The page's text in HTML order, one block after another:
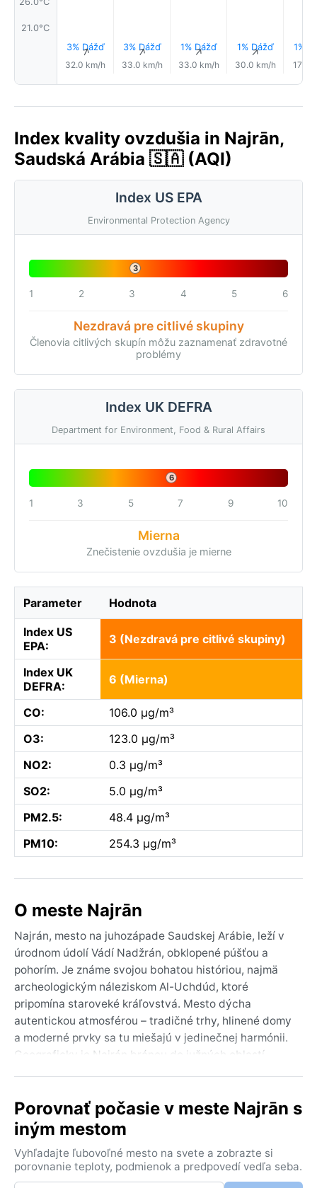
21.0°C
3% Dážď
↑
32.0 km/h
3% Dážď
↑
33.0 km/h
1% Dážď
↑
33.0 km/h
1% Dážď
↑
30.0 km/h
1%
17.0
Index kvality ovzdušia in Najrān,
Saudská Arábia 🇸🇦 (AQI)
Index US EPA
Environmental Protection Agency
3
1 2 3 4 5 6
Nezdravá pre citlivé skupiny
Členovia citlivých skupín môžu zaznamenať zdravotné
problémy
Index UK DEFRA
Department for Environment, Food & Rural Affairs
6
1 3 5 7 9 10
Mierna
Znečistenie ovzdušia je mierne
Parameter Hodnota
Index US
EPA:
3 (Nezdravá pre citlivé skupiny)
Index UK
DEFRA:
6 (Mierna)
CO:
106.0 µg/m³
O3:
123.0 µg/m³
NO2:
0.3 µg/m³
SO2:
5.0 µg/m³
PM2.5:
48.4 µg/m³
PM10:
254.3 µg/m³
O meste Najrān
Najrán, mesto na juhozápade Saudskej Arábie, leží v
úrodnom údolí Vádí Nadžrán, obklopené púšťou a
pohorím. Je známe svojou bohatou históriou, najmä
archeologickým náleziskom Al-Uchdúd, ktoré
pripomína staroveké kráľovstvá. Mesto dýcha
autentickou atmosférou – tradičné trhy, hlinené domy
a moderné prvky sa tu miešajú v jedinečnej harmónii.
Geograficky je Najrán bránou do južných oblastí
Podnebie Najránu je typická horúca púšť (Köppen
BWh). Letá sú extrémne horúce, s priemernými
dennými teplotami presahujúcimi 40 °C, zatiaľ čo noci
prinášajú mierne ochladenie. Zimy sú príjemne teplé, s
teplotami okolo 25 °C cez deň a chladnými nocami.
Porovnať počasie v meste Najrān s
iným mestom
Vyhľadajte ľubovoľné mesto na svete a zobrazte si
porovnanie teploty, podmienok a predpovedí vedľa seba.